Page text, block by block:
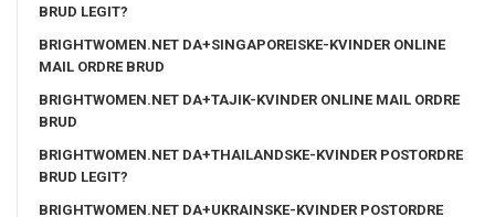
BRUD LEGIT?
BRIGHTWOMEN.NET DA+SINGAPOREISKE-KVINDER ONLINE
MAIL ORDRE BRUD
BRIGHTWOMEN.NET DA+TAJIK-KVINDER ONLINE MAIL ORDRE
BRUD
BRIGHTWOMEN.NET DA+THAILANDSKE-KVINDER POSTORDRE
BRUD LEGIT?
BRIGHTWOMEN.NET DA+UKRAINSKE-KVINDER POSTORDRE